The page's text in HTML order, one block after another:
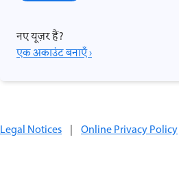
नए यूज़र हैं?
एक अकाउंट बनाएँ ›
Legal Notices | Online Privacy Policy